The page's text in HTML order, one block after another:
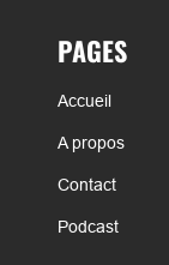
PAGES
Accueil
A propos
Contact
Podcast